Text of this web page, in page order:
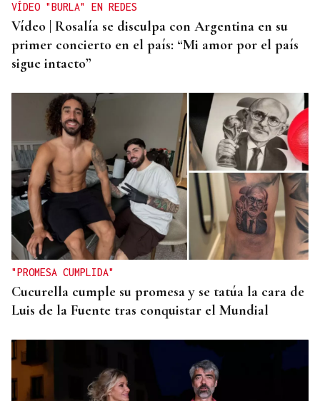
VÍDEO "BURLA" EN REDES
Vídeo | Rosalía se disculpa con Argentina en su
primer concierto en el país: “Mi amor por el país
sigue intacto”
"PROMESA CUMPLIDA"
Cucurella cumple su promesa y se tatúa la cara de
Luis de la Fuente tras conquistar el Mundial